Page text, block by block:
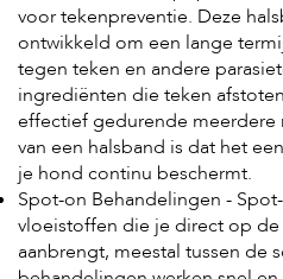
voor tekenpreventie. Deze
ontwikkeld om een lange
tegen teken en andere
ingrediënten die teken
effectief gedurende meerdere
van een halsband is dat het
je hond continu beschermt.
Spot-on Behandelingen -
vloeistoffen die je direct op
aanbrengt, meestal tussen de